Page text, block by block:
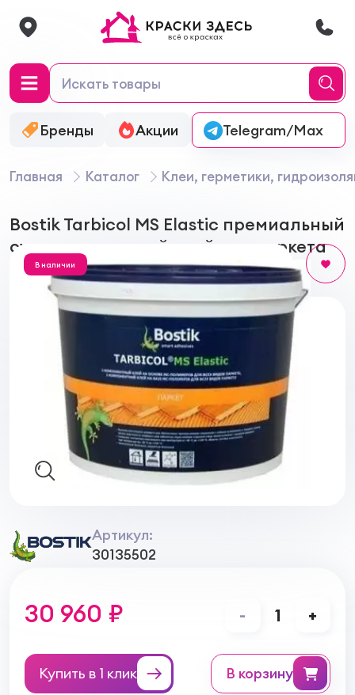
Бренды Акции Онлайн-колеровка
Telegram/Max
Главная Каталог Клеи, герметики,
Bostik Tarbicol MS Elastic премиальный
суперэластичный клей для паркета
В наличии
Артикул:
30135502
30 960 ₽ - 1 +
Купить в 1 клик в корзину